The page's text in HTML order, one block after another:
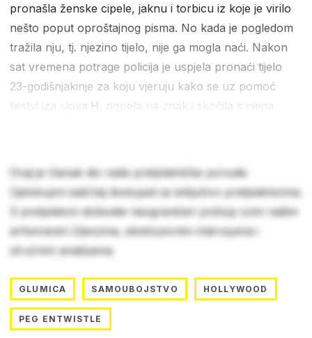
pronašla ženske cipele, jaknu i torbicu iz koje je virilo
nešto poput oproštajnog pisma. No kada je pogledom
tražila nju, tj. njezino tijelo, nije ga mogla naći. Nakon
sat vremena potrage policija je uspjela pronaći tijelo
23-godišnjakinje za koju vjeruju kako se uz pomoć
ljestvi iza slova
H , popela na znak i skočila s njega.
Ovaj je članak dio naše pretplatničke ponude.
Cjelokupni sadržaj dostupan je isključivo pretplatnicima.
S pretplatom dobivate neograničen pristup svim našim
arhiviranim člancima, ekskluzivnim intervjuima i
stručnim analizama.
GLUMICA SAMOUBOJSTVO HOLLYWOOD
PEG ENTWISTLE